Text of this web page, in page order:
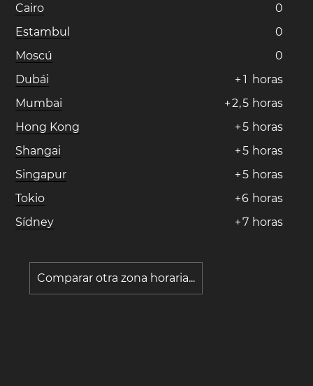
Cairo
0
Estambul
0
Moscú
0
Dubái
+ 1 horas
Mumbai
+2,5 horas
Hong Kong
+5 horas
Shangai
+5 horas
Singapur
+5 horas
Tokio
+6 horas
Sídney
+7 horas
Comparar otra zona horaria...